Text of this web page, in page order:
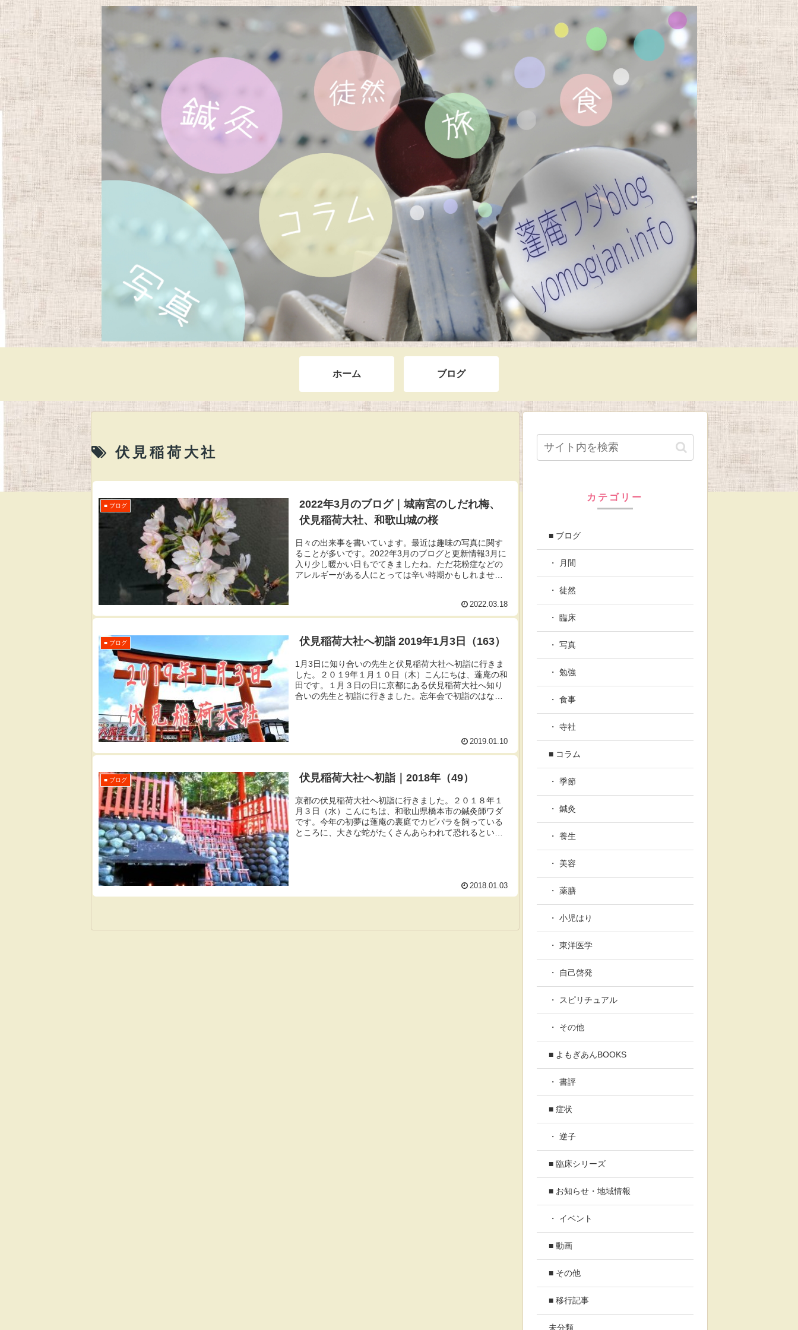
ホーム ブログ
伏見稲荷大社
■ ブログ
2022年3月のブログ｜城南宮のしだれ梅、
伏見稲荷大社、和歌山城の桜
日々の出来事を書いています。最近は趣味の写真に関す
ることが多いです。2022年3月のブログと更新情報3月に
入り少し暖かい日もでてきましたね。ただ花粉症などの
アレルギーがある人にとっては辛い時期かもしれませ
2022.03.18
■ ブログ 伏見稲荷大社へ初詣 2019年1月3日（163）
1月3日に知り合いの先生と伏見稲荷大社へ初詣に行きま
した。２０１9年１月１０日（木）こんにちは、蓬庵の和
田です。１月３日の日に京都にある伏見稲荷大社へ知り
合いの先生と初詣に行きました。忘年会で初詣のはなし
2019.01.10
■ ブログ 伏見稲荷大社へ初詣｜2018年（49）
京都の伏見稲荷大社へ初詣に行きました。２０１８年１
月３日（水）こんにちは、和歌山県橋本市の鍼灸師ワダ
です。今年の初夢は蓬庵の裏庭でカピパラを飼っている
ところに、大きな蛇がたくさんあらわれて恐れるといっ
2018.01.03
カテゴリー
■ ブログ
・ 月間
・ 徒然
・ 臨床
・ 写真
・ 勉強
・ 食事
・ 寺社
■ コラム
・ 季節
・ 鍼灸
・ 養生
・ 美容
・ 薬膳
・ 小児はり
・ 東洋医学
・ 自己啓発
・ スピリチュアル
・ その他
■ よもぎあんBOOKS
・ 書評
■ 症状
・ 逆子
■ 臨床シリーズ
■ お知らせ・地域情報
・ イベント
■ 動画
■ その他
■ 移行記事
未分類